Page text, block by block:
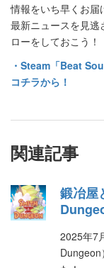
情報をいち早くお届
最新ニュースを見逃
ローをしておこう！
・Steam「Beat
コチラから！
関連記事
鍛冶屋
2025年7
Dungeon